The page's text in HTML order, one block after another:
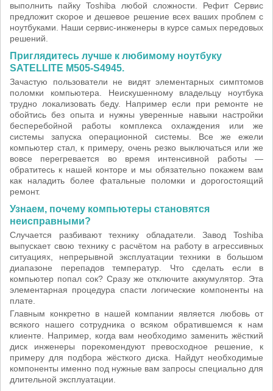
выполнить пайку Toshiba любой сложности. Рефит Сервис
предложит скорое и дешевое решение всех ваших проблем с
ноутбуками. Наши сервис-инженеры в курсе самых передовых
решений.
Приглядитесь лучше к любимому ноутбуку
SATELLITE M505-S4945.
Зачастую пользователи не видят элементарных симптомов
поломки компьютера. Неискушенному владельцу ноутбука
трудно локализовать беду. Например если при ремонте не
обойтись без опыта и нужны уверенные навыки настройки
бесперебойной работы комплекса охлаждения или же
системы запуска операционной системы. Все же ежели
компьютер стал, к примеру, очень резко выключаться или же
вовсе перегревается во время интенсивной работы —
обратитесь к нашей конторе и мы обязательно покажем вам
как наладить более фатальные поломки и дорогостоящий
ремонт.
Узнаем, почему компьютеры становятся
неисправными?
Случается разбивают технику обладатели. Завод Toshiba
выпускает свою технику с расчётом на работу в агрессивных
ситуациях, непрерывной эксплуатации техники в большом
диапазоне перепадов температур. Что сделать если в
компьютер попал сок? Сразу же отключите аккумулятор. Эта
элементарная процедура спасти логические компоненты на
плате.
Главным конкретно в нашей компании является любовь от
всякого нашего сотрудника о всяком обратившемся к нам
клиенте. Например, когда вам необходимо заменить жёсткий
диск инженеры порекомендуют превосходное решение, к
примеру для подбора жёсткого диска. Найдут необходимые
компоненты именно под нужные вам запросы специально для
длительной эксплуатации.